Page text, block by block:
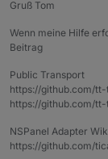
den
Gruß Tom
Wenn meine Hilfe
Beitrag
Public Transport
https://github.com/
https://github.com/
NSPanel Adapter
https://github.com/